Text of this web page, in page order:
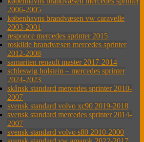
2006-2005
københavns brandvæsen vw caravelle
2003-2001
responce mercedes sprinter 2015
roskilde brandvæsen mercedes sprinter
2012-2008
samariten renault master 2017-2014
schleswig holstein – mercedes sprinter
2024-2023
skånsk standard mercedes sprinter 2010-
2007
svensk standard volvo xc90 2019-2018
svensk standard mercedes sprinter 2014-
2007
svensk standard volvo s80 2010-2000